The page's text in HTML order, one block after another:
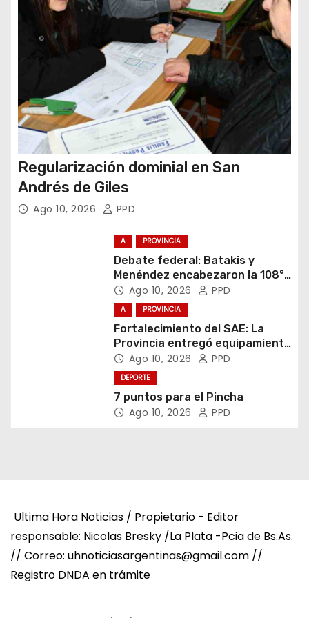
Regularización dominial en San
Andrés de Giles
Ago 10, 2026 PPD
A PROVINCIA
Debate federal: Batakis y
Menéndez encabezaron la 108°
Asamblea del CNV
Ago 10, 2026 PPD
A PROVINCIA
Fortalecimiento del SAE: La
Provincia entregó equipamiento
escolar en Junín
Ago 10, 2026 PPD
DEPORTE
7 puntos para el Pincha
Ago 10, 2026 PPD
Ultima Hora Noticias / Propietario - Editor
responsable: Nicolas Bresky /La Plata -Pcia de Bs.As.
// Correo: uhnoticiasargentinas@gmail.com //
Registro DNDA en trámite